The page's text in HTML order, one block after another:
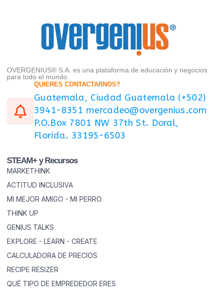
OVERGENIUS® S.A. es una plataforma de educación y negocios
para todo el mundo.
QUIERES CONTACTARNOS?
Guatemala, Ciudad Guatemala (+502)
3941-8351 mercadeo@overgenius.com
P.O.Box 7801 NW 37th St. Doral,
Florida. 33195-6503
STEAM+ y Recursos
MARKETHINK
ACTITUD INCLUSIVA
MI MEJOR AMIGO - MI PERRO
THINK UP
GENIUS TALKS
EXPLORE - LEARN - CREATE
CALCULADORA DE PRECIOS
RECIPE RESIZER
QUÉ TIPO DE EMPREDEDOR ERES